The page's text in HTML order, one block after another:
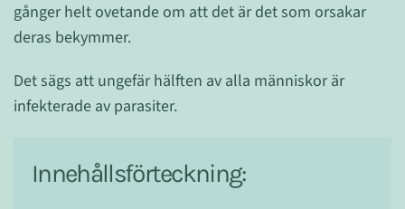
gånger helt ovetande om att det är det som orsakar
deras bekymmer.
Det sägs att ungefär hälften av alla människor är
infekterade av parasiter.
Innehållsförteckning: